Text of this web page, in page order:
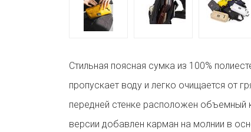
Стильная поясная сумка из 100%
пропускает воду и легко очищается от
передней стенке расположен
версии добавлен карман на молнии в